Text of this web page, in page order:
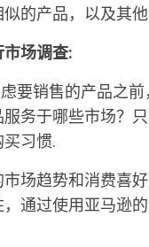
的产品，以及其
场调查:
要销售的产品之
务于哪些市场？
习惯.
场趋势和消费喜
通过使用亚马逊